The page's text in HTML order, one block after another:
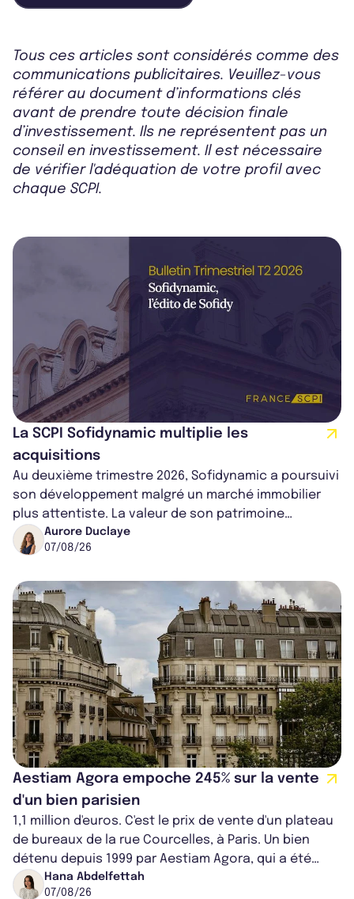
Tous ces articles sont considérés comme des
communications publicitaires. Veuillez-vous
référer au document d’informations clés
avant de prendre toute décision finale
d’investissement. Ils ne représentent pas un
conseil en investissement. Il est nécessaire
de vérifier l'adéquation de votre profil avec
chaque SCPI.
La SCPI Sofidynamic multiplie les
acquisitions
Au deuxième trimestre 2026, Sofidynamic a poursuivi
son développement malgré un marché immobilier
plus attentiste. La valeur de son patrimoine
progresse de 3,8% à périmètre constan...
Aurore Duclaye
07/08/26
Aestiam Agora empoche 245% sur la vente
d'un bien parisien
1,1 million d'euros. C'est le prix de vente d'un plateau
de bureaux de la rue Courcelles, à Paris. Un bien
détenu depuis 1999 par Aestiam Agora, qui a été
cédé avec une plus-value...
Hana Abdelfettah
07/08/26